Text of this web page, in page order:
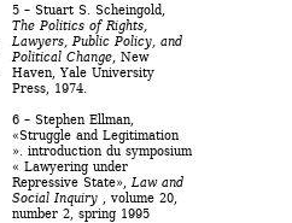
5 – Stuart S. Scheingold,
The Politics of Rights,
Lawyers, Public Policy, and
Political Change, New
Haven, Yale University
Press, 1974.
6 – Stephen Ellman,
«Struggle and Legitimation
». introduction du symposium
« Lawyering under
Repressive State», Law and
Social Inquiry , volume 20,
number 2, spring 1995